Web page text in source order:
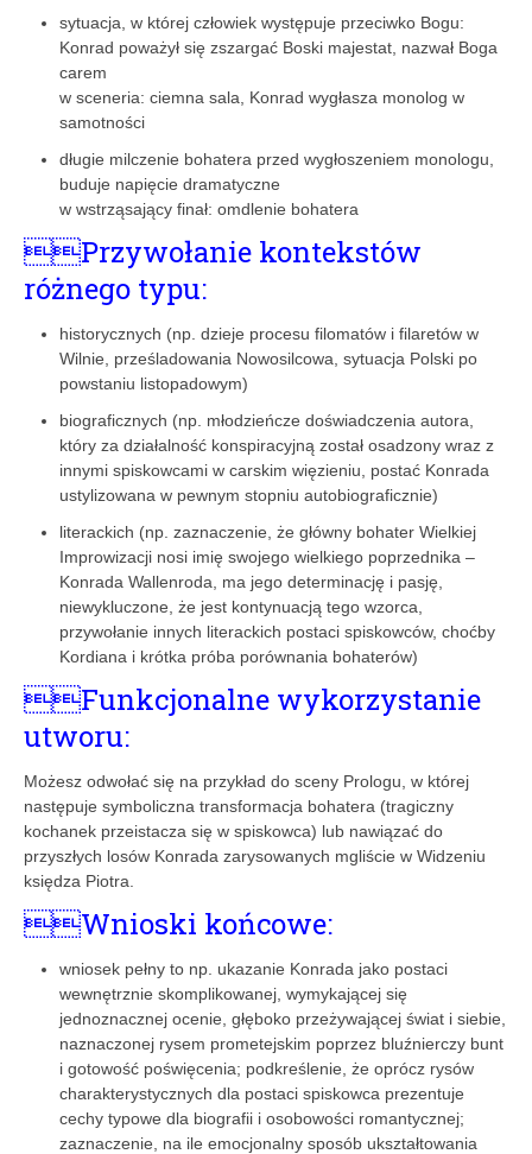
sytuacja, w której człowiek występuje przeciwko Bogu:
Konrad poważył się zszargać Boski majestat, nazwał Boga
carem
w sceneria: ciemna sala, Konrad wygłasza monolog w
samotności
długie milczenie bohatera przed wygłoszeniem monologu,
buduje napięcie dramatyczne
w wstrząsający finał: omdlenie bohatera
Przywołanie kontekstów
różnego typu:
historycznych (np. dzieje procesu filomatów i filaretów w
Wilnie, prześladowania Nowosilcowa, sytuacja Polski po
powstaniu listopadowym)
biograficznych (np. młodzieńcze doświadczenia autora,
który za działalność konspiracyjną został osadzony wraz z
innymi spiskowcami w carskim więzieniu, postać Konrada
ustylizowana w pewnym stopniu autobiograficznie)
literackich (np. zaznaczenie, że główny bohater Wielkiej
Improwizacji nosi imię swojego wielkiego poprzednika –
Konrada Wallenroda, ma jego determinację i pasję,
niewykluczone, że jest kontynuacją tego wzorca,
przywołanie innych literackich postaci spiskowców, choćby
Kordiana i krótka próba porównania bohaterów)
Funkcjonalne wykorzystanie
utworu:
Możesz odwołać się na przykład do sceny Prologu, w której
następuje symboliczna transformacja bohatera (tragiczny
kochanek przeistacza się w spiskowca) lub nawiązać do
przyszłych losów Konrada zarysowanych mgliście w Widzeniu
księdza Piotra.
Wnioski końcowe:
wniosek pełny to np. ukazanie Konrada jako postaci
wewnętrznie skomplikowanej, wymykającej się
jednoznacznej ocenie, głęboko przeżywającej świat i siebie,
naznaczonej rysem prometejskim poprzez bluźnierczy bunt
i gotowość poświęcenia; podkreślenie, że oprócz rysów
charakterystycznych dla postaci spiskowca prezentuje
cechy typowe dla biografii i osobowości romantycznej;
zaznaczenie, na ile emocjonalny sposób ukształtowania